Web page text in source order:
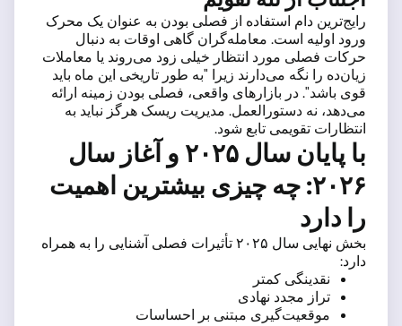
رایج‌ترین دام استفاده از فصلی بودن به عنوان یک محرک
ورود اولیه است. معامله‌گران گاهی اوقات به دنبال
حرکات فصلی مورد انتظار خیلی زود می‌روند یا معاملات
زیان‌ده را نگه می‌دارند زیرا "به طور تاریخی این ماه باید
قوی باشد". در بازارهای واقعی، فصلی بودن زمینه ارائه
می‌دهد، نه دستورالعمل. مدیریت ریسک هرگز نباید به
انتظارات تقویمی تابع شود.
با پایان سال ۲۰۲۵ و آغاز سال
۲۰۲۶: چه چیزی بیشترین اهمیت
را دارد
بخش نهایی سال ۲۰۲۵ تأثیرات فصلی آشنایی را به همراه
دارد:
نقدینگی کمتر
تراز مجدد نهادی
موقعیت‌گیری مبتنی بر احساسات